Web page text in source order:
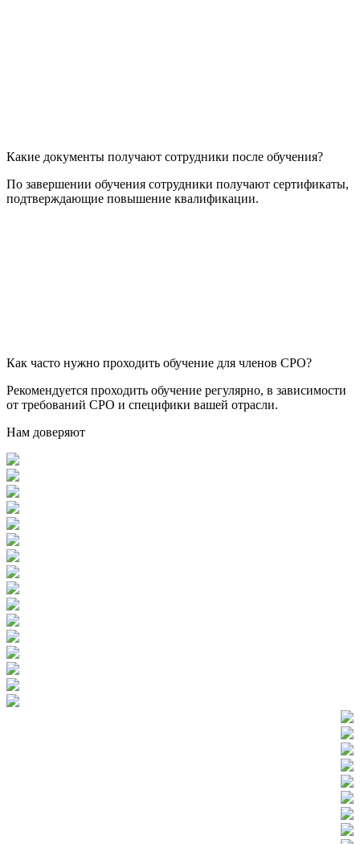
Какие документы получают сотрудники после обучения?
По завершении обучения сотрудники получают сертификаты,
подтверждающие повышение квалификации.
Как часто нужно проходить обучение для членов СРО?
Рекомендуется проходить обучение регулярно, в зависимости
от требований СРО и специфики вашей отрасли.
Нам доверяют